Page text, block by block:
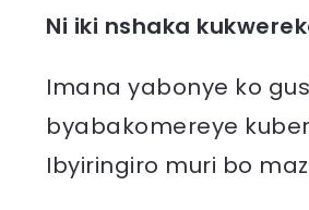
Ni iki nshaka
Imana yabonye ko
byabakomereye
Ibyiringiro muri bo